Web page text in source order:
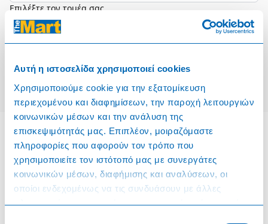
Αυτή η ιστοσελίδα χρησιμοποιεί cookies
Χρησιμοποιούμε cookie για την εξατομίκευση
περιεχομένου και διαφημίσεων, την παροχή λειτουργιών
κοινωνικών μέσων και την ανάλυση της
επισκεψιμότητάς μας. Επιπλέον, μοιραζόμαστε
πληροφορίες που αφορούν τον τρόπο που
χρησιμοποιείτε τον ιστότοπό μας με συνεργάτες
κοινωνικών μέσων, διαφήμισης και αναλύσεων, οι
οποίοι ενδεχομένως να τις συνδυάσουν με άλλες
πληροφορίες που τους έχετε παραχωρήσει ή τις οποίες
Επιλέξτε τον τομέα σας
Εγγραφή
Πληροφορίες
Όροι & Προϋποθέσεις
Πολιτική Cookies